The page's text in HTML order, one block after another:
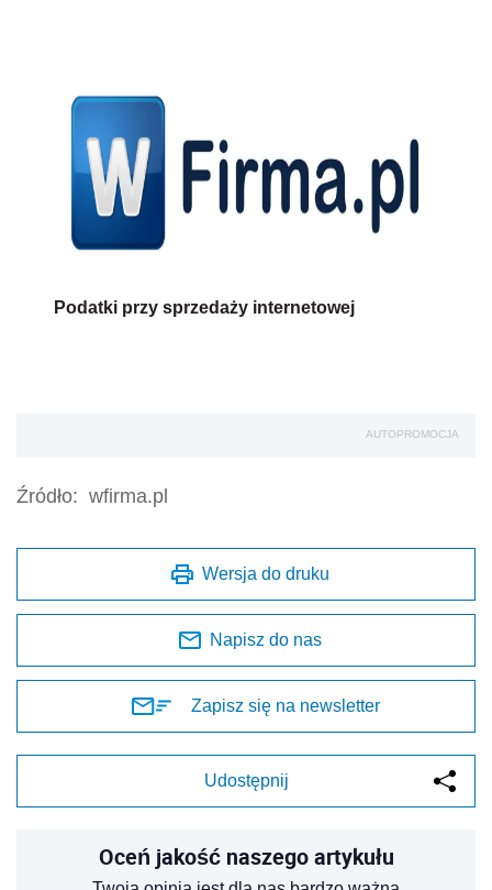
Podatki przy sprzedaży internetowej
AUTOPROMOCJA
Źródło: wfirma.pl
Wersja do druku
Napisz do nas
Zapisz się na newsletter
Udostępnij
Oceń jakość naszego artykułu